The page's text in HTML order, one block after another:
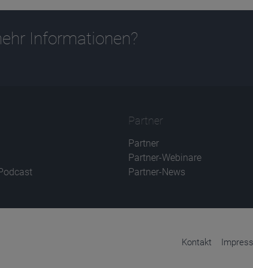
Informationen?
Partner
Partner
Partner-Webinare
Partner-News
Kontakt